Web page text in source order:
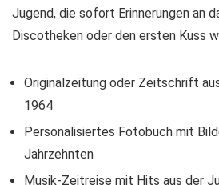
Jugend, die sofort Erinnerungen an
Discotheken oder den ersten Kuss
Originalzeitung oder Zeitschrift
1964
Personalisiertes Fotobuch mit
Jahrzehnten
Musik-Zeitreise mit Hits aus der